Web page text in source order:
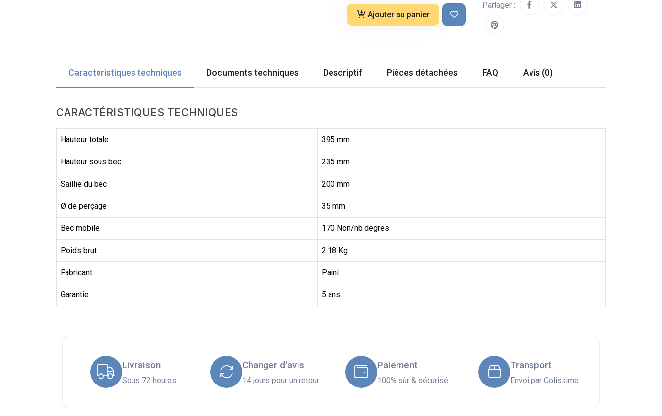
Ajouter au panier
Partager :
Caractéristiques techniques Documents techniques Descriptif Pièces détachées FAQ Avis (0)
CARACTÉRISTIQUES TECHNIQUES
Hauteur totale 395 mm
Hauteur sous bec 235 mm
Saillie du bec 200 mm
Ø de perçage 35 mm
Bec mobile 170 Non/nb degres
Poids brut 2.18 Kg
Fabricant Paini
Garantie 5 ans
Livraison
Sous 72 heures
Changer d'avis
14 jours pour un retour
Paiement
100% sûr & sécurisé
Transport
Envoi par Colissimo